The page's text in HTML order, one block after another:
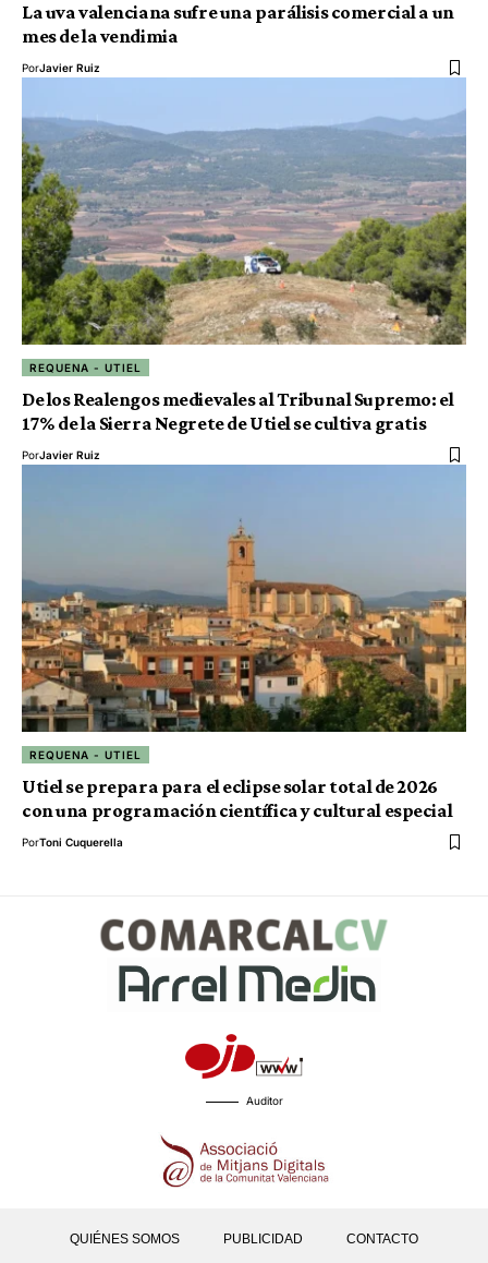
La uva valenciana sufre una parálisis comercial a un
mes de la vendimia
PorJavier Ruiz
REQUENA - UTIEL
De los Realengos medievales al Tribunal Supremo: el
17% de la Sierra Negrete de Utiel se cultiva gratis
PorJavier Ruiz
REQUENA - UTIEL
Utiel se prepara para el eclipse solar total de 2026
con una programación científica y cultural especial
PorToni Cuquerella
Auditor
QUIÉNES SOMOS PUBLICIDAD CONTACTO